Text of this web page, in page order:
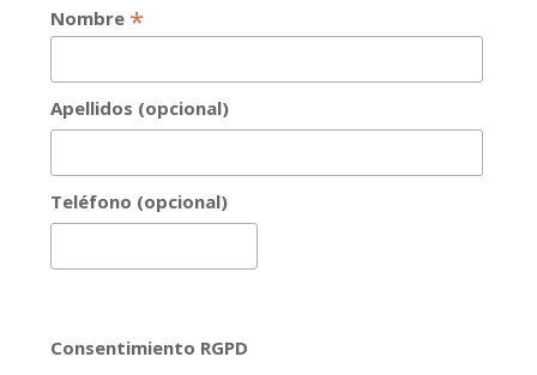
Nombre *
Apellidos (opcional)
Teléfono (opcional)
Consentimiento RGPD